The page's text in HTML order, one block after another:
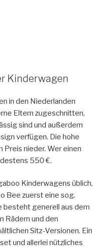
Kinderwagen
in den Niederlanden
Eltern zugeschnitten,
sind und außerdem
verfügen. Die hohe
Preis nieder. Wer einen
550 €.
Kinderwagens üblich,
Bee zuerst eine sog.
besteht generell aus dem
Rädern und den
Sitz-Versionen. Ein
und allerlei nützliches